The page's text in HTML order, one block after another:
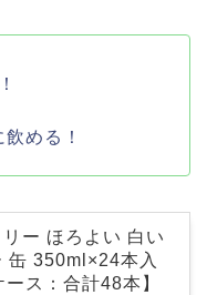
める！
ー ほろよい 白い
缶 350ml×24本入
ース：合計48本】